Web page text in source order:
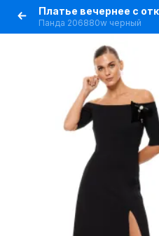
Панда 206880w черный